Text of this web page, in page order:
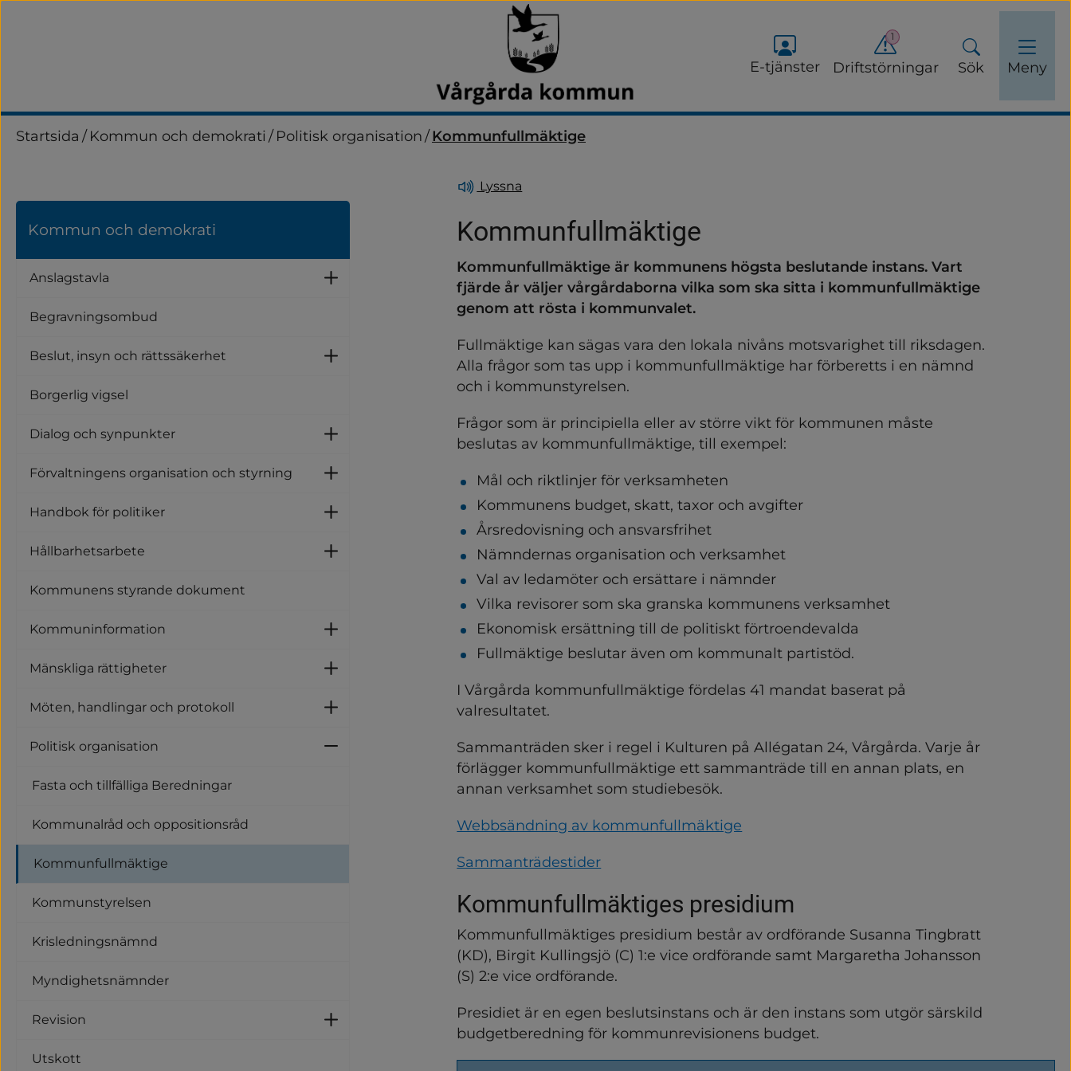
E-tjänster Driftstörningar
1
Sök Meny
Startsida / Kommun och demokrati/ Politisk organisation/Kommunfullmäktige
Kommun och demokrati
Anslagstavla Undersidor för Anslagstavla
Begravningsombud
Beslut, insyn och rättssäkerhet Undersidor för Beslut, insyn och rättssäkerhet
Borgerlig vigsel
Dialog och synpunkter Undersidor för Dialog och synpunkter
Förvaltningens organisation och styrning Undersidor för Förvaltningens organisation och
Handbok för politiker Undersidor för Handbok för politiker
Hållbarhetsarbete Undersidor för Hållbarhetsarbete
Kommunens styrande dokument
Kommuninformation Undersidor för Kommuninformation
Mänskliga rättigheter Undersidor för Mänskliga rättigheter
Möten, handlingar och protokoll Undersidor för Möten, handlingar och protokoll
Politisk organisation Undersidor för Politisk organisation
Fasta och tillfälliga Beredningar
Kommunalråd och oppositionsråd
Kommunfullmäktige
Kommunstyrelsen
Krisledningsnämnd
Myndighetsnämnder
Revision Undersidor för Revision
Utskott
Lyssna
Kommunfullmäktige
Kommunfullmäktige är kommunens högsta beslutande instans. Vart
fjärde år väljer vårgårdaborna vilka som ska sitta i kommunfullmäktige
genom att rösta i kommunvalet.
Fullmäktige kan sägas vara den lokala nivåns motsvarighet till riksdagen.
Alla frågor som tas upp i kommunfullmäktige har förberetts i en nämnd
och i kommunstyrelsen.
Frågor som är principiella eller av större vikt för kommunen måste
beslutas av kommunfullmäktige, till exempel:
Mål och riktlinjer för verksamheten
Kommunens budget, skatt, taxor och avgifter
Årsredovisning och ansvarsfrihet
Nämndernas organisation och verksamhet
Val av ledamöter och ersättare i nämnder
Vilka revisorer som ska granska kommunens verksamhet
Ekonomisk ersättning till de politiskt förtroendevalda
Fullmäktige beslutar även om kommunalt partistöd.
I Vårgårda kommunfullmäktige fördelas 41 mandat baserat på
valresultatet.
Sammanträden sker i regel i Kulturen på Allégatan 24, Vårgårda. Varje år
förlägger kommunfullmäktige ett sammanträde till en annan plats, en
annan verksamhet som studiebesök.
Webbsändning av kommunfullmäktige
Sammanträdestider
Kommunfullmäktiges presidium
Kommunfullmäktiges presidium består av ordförande Susanna Tingbratt
(KD), Birgit Kullingsjö (C) 1:e vice ordförande samt Margaretha Johansson
(S) 2:e vice ordförande.
Presidiet är en egen beslutsinstans och är den instans som utgör särskild
budgetberedning för kommunrevisionens budget.